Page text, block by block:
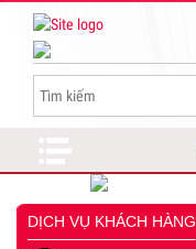
DỊCH VỤ KHÁCH HÀNG